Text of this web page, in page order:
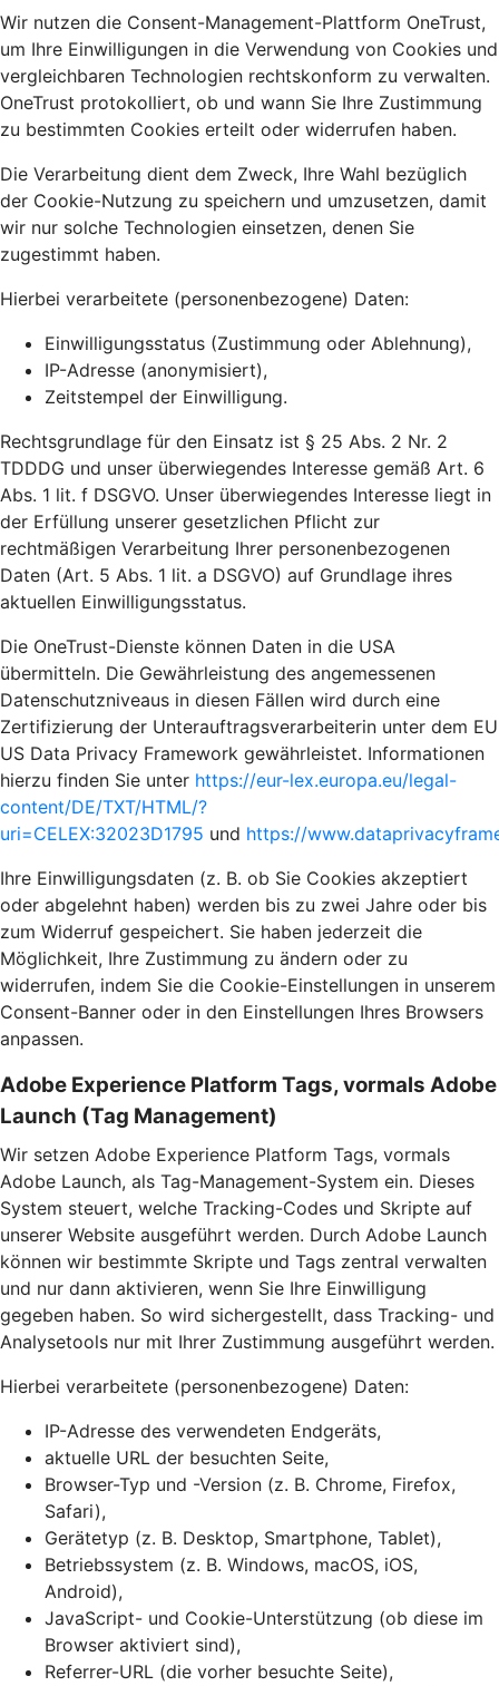
Wir nutzen die Consent-Management-Plattform OneTrust,
um Ihre Einwilligungen in die Verwendung von Cookies und
vergleichbaren Technologien rechtskonform zu verwalten.
OneTrust protokolliert, ob und wann Sie Ihre Zustimmung
zu bestimmten Cookies erteilt oder widerrufen haben.
Die Verarbeitung dient dem Zweck, Ihre Wahl bezüglich
der Cookie-Nutzung zu speichern und umzusetzen, damit
wir nur solche Technologien einsetzen, denen Sie
zugestimmt haben.
Hierbei verarbeitete (personenbezogene) Daten:
Einwilligungsstatus (Zustimmung oder Ablehnung),
IP-Adresse (anonymisiert),
Zeitstempel der Einwilligung.
Rechtsgrundlage für den Einsatz ist § 25 Abs. 2 Nr. 2
TDDDG und unser überwiegendes Interesse gemäß Art. 6
Abs. 1 lit. f DSGVO. Unser überwiegendes Interesse liegt in
der Erfüllung unserer gesetzlichen Pflicht zur
rechtmäßigen Verarbeitung Ihrer personenbezogenen
Daten (Art. 5 Abs. 1 lit. a DSGVO) auf Grundlage ihres
aktuellen Einwilligungsstatus.
Die OneTrust-Dienste können Daten in die USA
übermitteln. Die Gewährleistung des angemessenen
Datenschutzniveaus in diesen Fällen wird durch eine
Zertifizierung der Unterauftragsverarbeiterin unter dem EU
US Data Privacy Framework gewährleistet. Informationen
hierzu finden Sie unter https://eur-lex.europa.eu/legal-
content/DE/TXT/HTML/?
uri=CELEX:32023D1795 und https://
Ihre Einwilligungsdaten (z. B. ob Sie Cookies akzeptiert
oder abgelehnt haben) werden bis zu zwei Jahre oder bis
zum Widerruf gespeichert. Sie haben jederzeit die
Möglichkeit, Ihre Zustimmung zu ändern oder zu
widerrufen, indem Sie die Cookie-Einstellungen in unserem
Consent-Banner oder in den Einstellungen Ihres Browsers
anpassen.
Adobe Experience Platform Tags, vormals Adobe
Launch (Tag Management)
Wir setzen Adobe Experience Platform Tags, vormals
Adobe Launch, als Tag-Management-System ein. Dieses
System steuert, welche Tracking-Codes und Skripte auf
unserer Website ausgeführt werden. Durch Adobe Launch
können wir bestimmte Skripte und Tags zentral verwalten
und nur dann aktivieren, wenn Sie Ihre Einwilligung
gegeben haben. So wird sichergestellt, dass Tracking- und
Analysetools nur mit Ihrer Zustimmung ausgeführt werden.
Hierbei verarbeitete (personenbezogene) Daten:
IP-Adresse des verwendeten Endgeräts,
aktuelle URL der besuchten Seite,
Browser-Typ und -Version (z. B. Chrome, Firefox,
Safari),
Gerätetyp (z. B. Desktop, Smartphone, Tablet),
Betriebssystem (z. B. Windows, macOS, iOS,
Android),
JavaScript- und Cookie-Unterstützung (ob diese im
Browser aktiviert sind),
Referrer-URL (die vorher besuchte Seite),